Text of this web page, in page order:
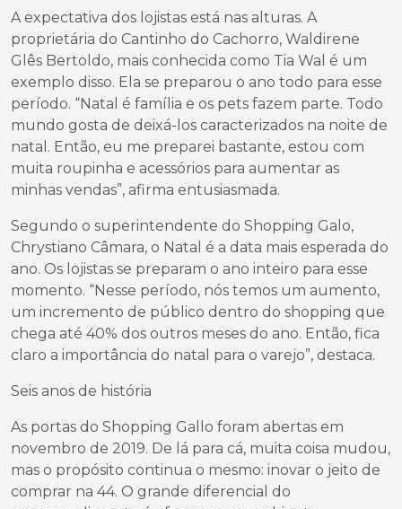
A expectativa dos lojistas está nas alturas. A
proprietária do Cantinho do Cachorro, Waldirene
Glês Bertoldo, mais conhecida como Tia Wal é um
exemplo disso. Ela se preparou o ano todo para esse
período. “Natal é família e os pets fazem parte. Todo
mundo gosta de deixá-los caracterizados na noite de
natal. Então, eu me preparei bastante, estou com
muita roupinha e acessórios para aumentar as
minhas vendas”, afirma entusiasmada.
Segundo o superintendente do Shopping Galo,
Chrystiano Câmara, o Natal é a data mais esperada do
ano. Os lojistas se preparam o ano inteiro para esse
momento. “Nesse período, nós temos um aumento,
um incremento de público dentro do shopping que
chega até 40% dos outros meses do ano. Então, fica
claro a importância do natal para o varejo”, destaca.
Seis anos de história
As portas do Shopping Gallo foram abertas em
novembro de 2019. De lá para cá, muita coisa mudou,
mas o propósito continua o mesmo: inovar o jeito de
comprar na 44. O grande diferencial do